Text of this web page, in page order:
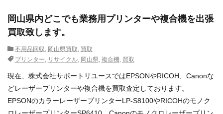
岡山県内どこでも業務用プリンターや複合機を出張
買取致します。
不用品回収, 岡山県買取, 買取
プリンター, リサイクル, 岡山県, 複合機, 買取
現在、株式会社サポートリユースではEPSONやRICOH、Canonな
どレーザープリンターや複合機を買取査定しております。
EPSONのカラーレーザープリンターLP-S8100やRICOHのモノク